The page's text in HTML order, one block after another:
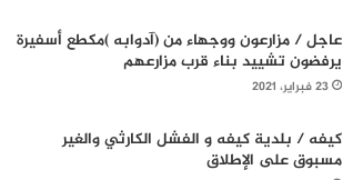
عاجل / مزارعون ووجهاء من (آدوابه )مكطع أسفيرة
يرفضون تشييد بناء قرب مزارعهم
23 فبراير، 2021
كيفه / بلدية كيفه و الفشل الكارثي والغير
مسبوق على الإطلاق